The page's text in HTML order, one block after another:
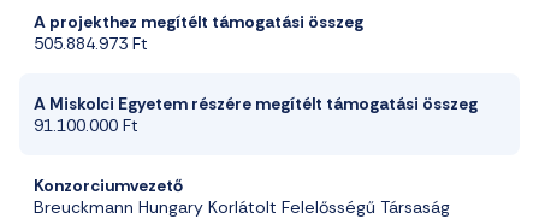
A projekthez megítélt támogatási összeg
505.884.973 Ft
A Miskolci Egyetem részére megítélt támogatási összeg
91.100.000 Ft
Konzorciumvezető
Breuckmann Hungary Korlátolt Felelősségű Társaság